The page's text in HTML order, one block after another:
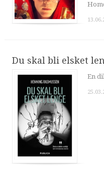
Du skal bli elsket
En